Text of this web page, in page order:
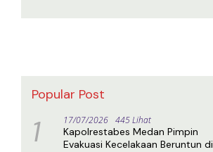
Popular Post
1 17/07/2026 445 Lihat
Kapolrestabes Medan Pimpin
Evakuasi Kecelakaan Beruntun di